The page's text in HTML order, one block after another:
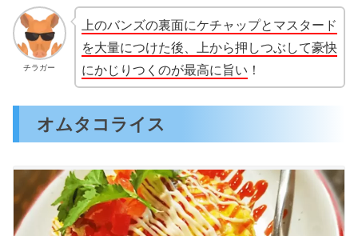
チラガー
上のバンズの裏面にケチャップとマスタード
を大量につけた後、上から押しつぶして豪快
にかじりつくのが最高に旨い ！
オムタコライス